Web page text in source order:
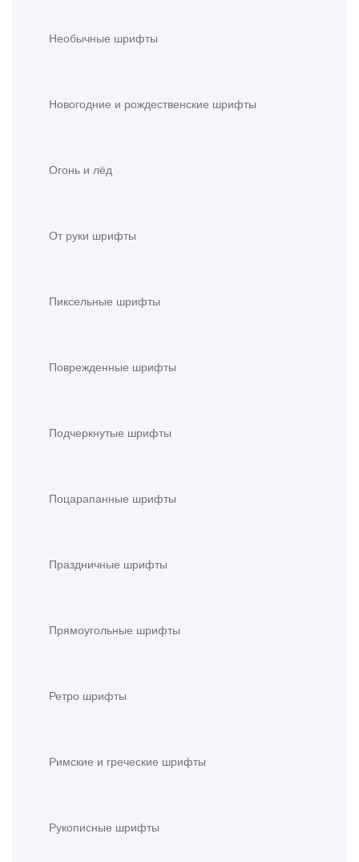
Необычные шрифты
Новогодние и рождественские шрифты
Огонь и лёд
От руки шрифты
Пиксельные шрифты
Поврежденные шрифты
Подчеркнутые шрифты
Поцарапанные шрифты
Праздничные шрифты
Прямоугольные шрифты
Ретро шрифты
Римские и греческие шрифты
Рукописные шрифты